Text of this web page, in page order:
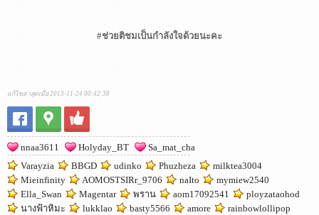
#ช่วยติชมเป็นกำลังใจด้วยนะคะ
แก้ไขล่าสุดเมื่อ 2013-11-24 00:42:38
nnaa3611 Holyday_BT
Sa_mat_cha
Varayzia
BBGD udinko Phuzheza
milktea3004
Mieinfinity
AOMOSTSIRr_9706 naIto
mymiew2540
Ella_Swan
Magentar พราน aom17092541
ployzataohod
นางฟ้าหิมะ
lukklao basty5566 amore
rainbowlollipop